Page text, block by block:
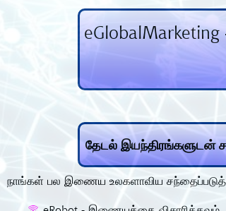
தேடல் இயந்திரங்களுடன்
நாங்கள் பல இணைய உலகளாவிய